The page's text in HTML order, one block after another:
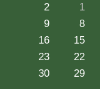
1
2
8
9
15
16
22
23
29
30